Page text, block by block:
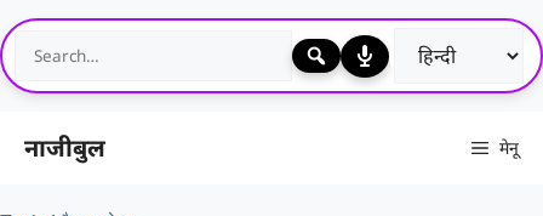
Skip
to
content
नाजीबुल मेनू